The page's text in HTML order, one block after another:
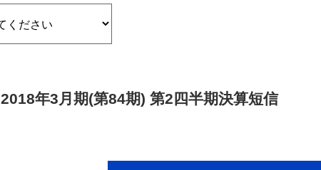
2018年3月期(第84期) 第2四半期決算短信